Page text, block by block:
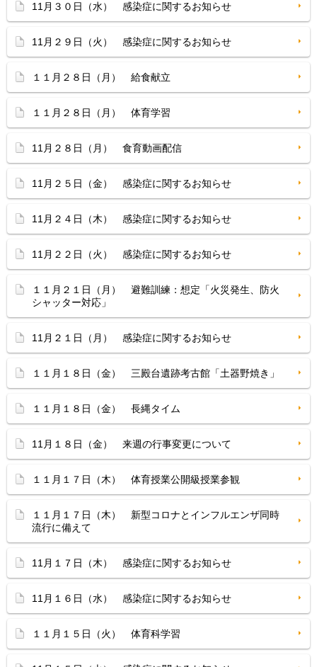
11月３０日（水） 感染症に関するお知らせ
11月２９日（火） 感染症に関するお知らせ
１１月２８日（月） 給食献立
１１月２８日（月） 体育学習
11月２８日（月） 食育動画配信
11月２５日（金） 感染症に関するお知らせ
11月２４日（木） 感染症に関するお知らせ
11月２２日（火） 感染症に関するお知らせ
１１月２１日（月） 避難訓練：想定「火災発生、防火
シャッター対応」
11月２１日（月） 感染症に関するお知らせ
１１月１８日（金） 三殿台遺跡考古館「土器野焼き」
１１月１８日（金） 長縄タイム
11月１８日（金） 来週の行事変更について
１１月１７日（木） 体育授業公開級授業参観
１１月１７日（木） 新型コロナとインフルエンザ同時
流行に備えて
11月１７日（木） 感染症に関するお知らせ
11月１６日（水） 感染症に関するお知らせ
１１月１５日（火） 体育科学習